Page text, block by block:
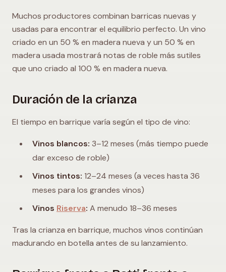
Muchos productores combinan barricas nuevas y
usadas para encontrar el equilibrio perfecto. Un vino
criado en un 50 % en madera nueva y un 50 % en
madera usada mostrará notas de roble más sutiles
que uno criado al 100 % en madera nueva.
Duración de la crianza
El tiempo en barrique varía según el tipo de vino:
Vinos blancos: 3–12 meses (más tiempo puede
dar exceso de roble)
Vinos tintos: 12–24 meses (a veces hasta 36
meses para los grandes vinos)
Vinos Riserva: A menudo 18–36 meses
Tras la crianza en barrique, muchos vinos continúan
madurando en botella antes de su lanzamiento.